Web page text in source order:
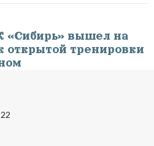
«Сибирь» вышел на
открытой тренировки